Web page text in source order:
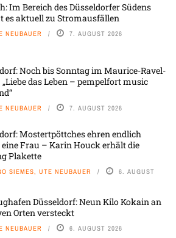
Im Bereich des Düsseldorfer Südens
es aktuell zu Stromausfällen
NEUBAUER 7. AUGUST 2026
Noch bis Sonntag im Maurice-Ravel-
das Leben – pempelfort music
NEUBAUER 7. AUGUST 2026
Mostertpöttches ehren endlich
Frau – Karin Houck erhält die
Plakette
SIEMES, UTE NEUBAUER 6. AUGUST
Düsseldorf: Neun Kilo Kokain an
Orten versteckt
NEUBAUER 6. AUGUST 2026